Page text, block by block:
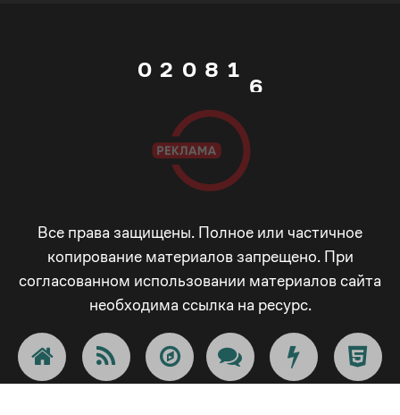
0
3
4
5
6
2
5
6
7
8
0
1
2
3
4
5
6
8
9
_
-
+
!
@
1
2
3
4
5
6
7
6
9
_
-
Все права защищены. Полное или частичное
копирование материалов запрещено. При
согласованном использовании материалов сайта
необходима ссылка на ресурс.